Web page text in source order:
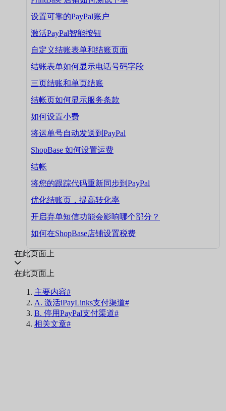
设置可靠的PayPal账户
激活PayPal智能按钮
自定义结账表单和结账页面
结账表单如何显示电话号码字段
三页结账和单页结账
结帐页如何显示服务条款
如何设置小费
将运单号自动发送到PayPal
ShopBase 如何设置运费
结帐
将您的跟踪代码重新同步到PayPal
优化结账页，提高转化率
开启弃单短信功能会影响哪个部分？
如何在ShopBase店铺设置税费
在此页面上
在此页面上
主要内容#
A. 激活iPayLinks支付渠道#
B. 停用PayPal支付渠道#
相关文章#